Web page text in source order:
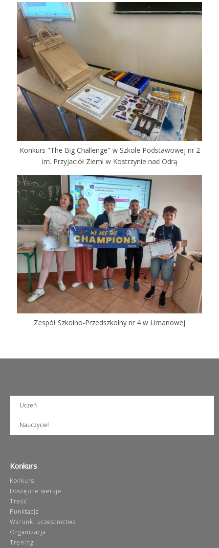
Konkurs "The Big Challenge" w Szkole Podstawowej nr 2
im. Przyjaciół Ziemi w Kostrzynie nad Odrą
Zespół Szkolno-Przedszkolny nr 4 w Limanowej
Uczeń
Nauczyciel
Konkurs
Konkurs
Dostępne wersje
Treść
Punktacja
Warunki uczestnictwa
Organizacja
Trening